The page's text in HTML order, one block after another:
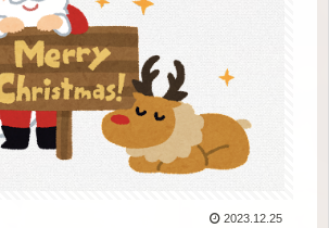
2023.12.25